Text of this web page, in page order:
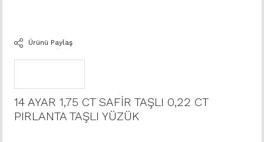
Ürünü Paylaş
14 AYAR 1,75 CT SAFİR TAŞLI 0,22 CT
PIRLANTA TAŞLI YÜZÜK